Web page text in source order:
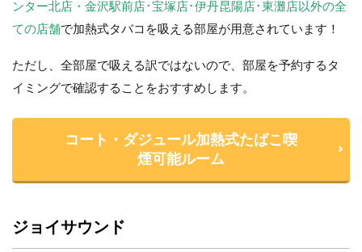
ンター北店・金沢駅前店･宝塚店･伊丹昆陽店･東灘店以外の全
ての店舗で加熱式タバコを吸える部屋が用意されています！
ただし、全部屋で吸える訳ではないので、部屋を予約するタ
イミングで確認することをおすすめします。
コート・ダジュール加熱式たばこ喫
煙可能ルーム
ジョイサウンド